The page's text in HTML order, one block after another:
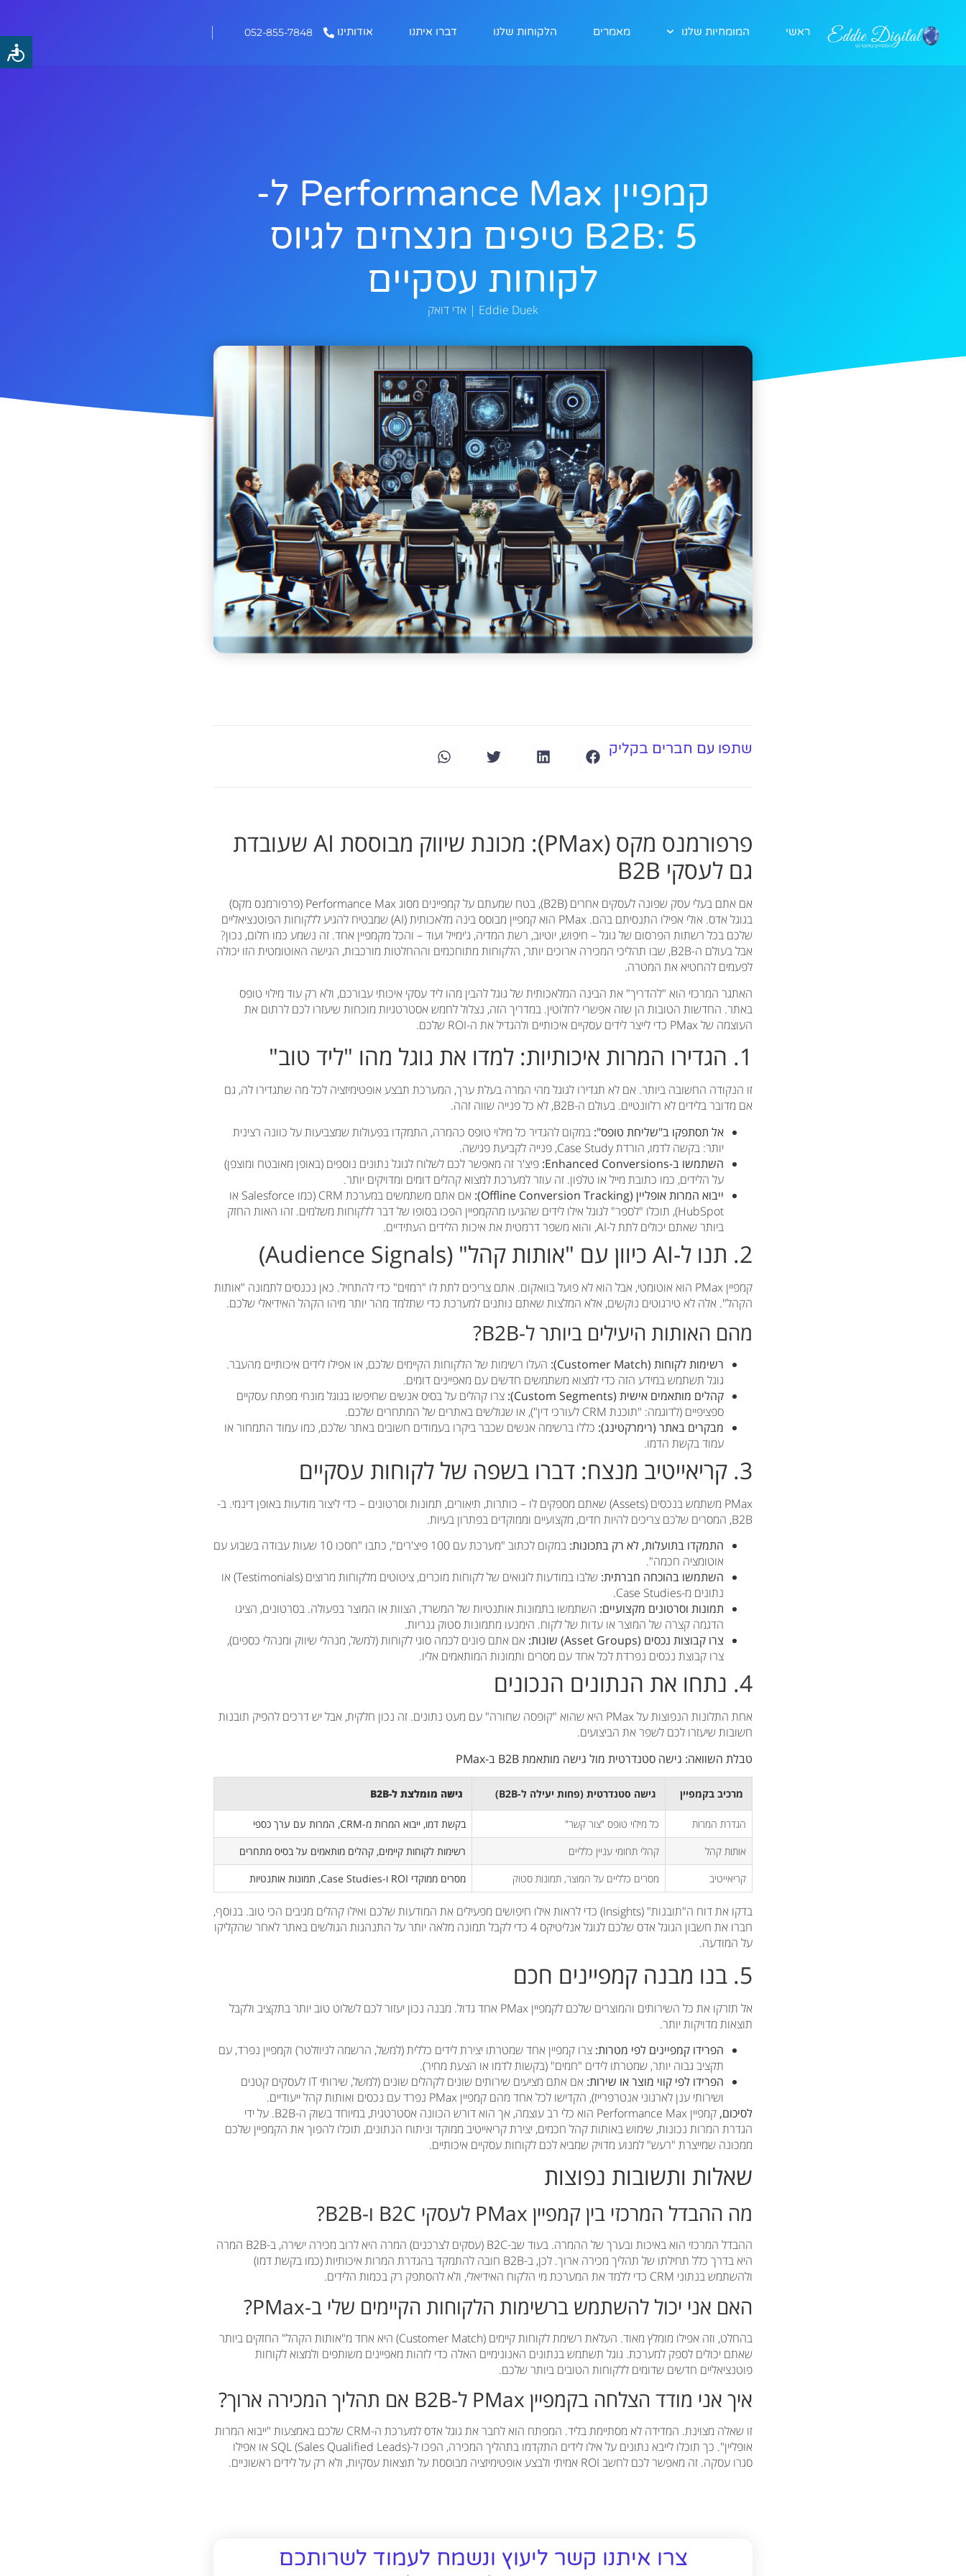
ראשי המומחיות שלנו מאמרים הלקוחות שלנו דברו איתנו אודותינו 052-855-7848
קמפיין Performance Max ל-
B2B: 5 טיפים מנצחים לגיוס
לקוחות עסקיים
Eddie Duek | אדי דואק
שתפו עם חברים בקליק
פרפורמנס מקס (PMax): מכונת שיווק מבוססת AI שעובדת
גם לעסקי B2B
אם אתם בעלי עסק שפונה לעסקים אחרים (B2B), בטח שמעתם על קמפיינים מסוג Performance Max (פרפורמנס מקס)
בגוגל אדס. אולי אפילו התנסיתם בהם. PMax הוא קמפיין מבוסס בינה מלאכותית (AI) שמבטיח להגיע ללקוחות הפוטנציאליים
שלכם בכל רשתות הפרסום של גוגל – חיפוש, יוטיוב, רשת המדיה, ג'ימייל ועוד – והכל מקמפיין אחד. זה נשמע כמו חלום, נכון?
אבל בעולם ה-B2B, שבו תהליכי המכירה ארוכים יותר, הלקוחות מתוחכמים וההחלטות מורכבות, הגישה האוטומטית הזו יכולה
לפעמים להחטיא את המטרה.
האתגר המרכזי הוא "להדריך" את הבינה המלאכותית של גוגל להבין מהו ליד עסקי איכותי עבורכם, ולא רק עוד מילוי טופס
באתר. החדשות הטובות הן שזה אפשרי לחלוטין. במדריך הזה, נצלול לחמש אסטרטגיות מוכחות שיעזרו לכם לרתום את
העוצמה של PMax כדי לייצר לידים עסקיים איכותיים ולהגדיל את ה-ROI שלכם.
1. הגדירו המרות איכותיות: למדו את גוגל מהו "ליד טוב"
זו הנקודה החשובה ביותר. אם לא תגדירו לגוגל מהי המרה בעלת ערך, המערכת תבצע אופטימיזציה לכל מה שתגדירו לה, גם
אם מדובר בלידים לא רלוונטיים. בעולם ה-B2B, לא כל פנייה שווה זהה.
אל תסתפקו ב"שליחת טופס": במקום להגדיר כל מילוי טופס כהמרה, התמקדו בפעולות שמצביעות על כוונה רצינית
יותר: בקשה לדמו, הורדת Case Study, פנייה לקביעת פגישה.
השתמשו ב-Enhanced Conversions:
פיצ'ר זה מאפשר לכם לשלוח לגוגל נתונים נוספים (באופן מאובטח ומוצפן)
על הלידים, כמו כתובת מייל או טלפון. זה עוזר למערכת למצוא קהלים דומים ומדויקים יותר.
ייבוא המרות אופליין (Offline Conversion Tracking):
אם אתם משתמשים במערכת CRM (כמו Salesforce או
HubSpot), תוכלו "לספר" לגוגל אילו לידים שהגיעו מהקמפיין הפכו בסופו של דבר ללקוחות משלמים. זהו האות החזק
ביותר שאתם יכולים לתת ל-AI, והוא משפר דרמטית את איכות הלידים העתידיים.
2. תנו ל-AI כיוון עם "אותות קהל" (Audience Signals)
קמפיין PMax הוא אוטומטי, אבל הוא לא פועל בוואקום. אתם צריכים לתת לו "רמזים" כדי להתחיל. כאן נכנסים לתמונה "אותות
הקהל". אלה לא טירגוטים נוקשים, אלא המלצות שאתם נותנים למערכת כדי שתלמד מהר יותר מיהו הקהל האידיאלי שלכם.
מהם האותות היעילים ביותר ל-B2B?
רשימות לקוחות (Customer Match):
העלו רשימות של הלקוחות הקיימים שלכם, או אפילו לידים איכותיים מהעבר.
גוגל תשתמש במידע הזה כדי למצוא משתמשים חדשים עם מאפיינים דומים.
קהלים מותאמים אישית (Custom Segments):
צרו קהלים על בסיס אנשים שחיפשו בגוגל מונחי מפתח עסקיים
ספציפיים (לדוגמה: "תוכנת CRM לעורכי דין"), או שגולשים באתרים של המתחרים שלכם.
מבקרים באתר (רימרקטינג): כללו ברשימה אנשים שכבר ביקרו בעמודים חשובים באתר שלכם, כמו עמוד התמחור או
עמוד בקשת הדמו.
3. קריאייטיב מנצח: דברו בשפה של לקוחות עסקיים
PMax משתמש בנכסים (Assets) שאתם מספקים לו – כותרות, תיאורים, תמונות וסרטונים – כדי ליצור מודעות באופן דינמי. ב-
B2B, המסרים שלכם צריכים להיות חדים, מקצועיים וממוקדים בפתרון בעיות.
התמקדו בתועלות, לא רק בתכונות:
במקום לכתוב "מערכת עם 100 פיצ'רים", כתבו "חסכו 10 שעות עבודה בשבוע עם
אוטומציה חכמה".
השתמשו בהוכחה חברתית:
שלבו במודעות לוגואים של לקוחות מוכרים, ציטוטים מלקוחות מרוצים (Testimonials) או
נתונים מ-Case Studies.
תמונות וסרטונים מקצועיים: השתמשו בתמונות אותנטיות של המשרד, הצוות או המוצר בפעולה. בסרטונים, הציגו
הדגמה קצרה של המוצר או עדות של לקוח. הימנעו מתמונות סטוק גנריות.
צרו קבוצות נכסים (Asset Groups) שונות:
אם אתם פונים לכמה סוגי לקוחות (למשל, מנהלי שיווק ומנהלי כספים),
צרו קבוצת נכסים נפרדת לכל אחד עם מסרים ותמונות המותאמים אליו.
4. נתחו את הנתונים הנכונים
אחת התלונות הנפוצות על PMax היא שהוא "קופסה שחורה" עם מעט נתונים. זה נכון חלקית, אבל יש דרכים להפיק תובנות
חשובות שיעזרו לכם לשפר את הביצועים.
טבלת השוואה: גישה סטנדרטית מול גישה מותאמת B2B ב-PMax
מרכיב בקמפיין גישה סטנדרטית (פחות יעילה ל-B2B) גישה מומלצת ל-B2B
הגדרת המרות כל מילוי טופס "צור קשר"
בקשת דמו, ייבוא המרות מ-CRM, המרות עם ערך כספי
אותות קהל
קהלי תחומי עניין כלליים
רשימות לקוחות קיימים, קהלים מותאמים על בסיס מתחרים
קריאייטיב
מסרים כלליים על המוצר, תמונות סטוק מסרים ממוקדי ROI ו-Case Studies, תמונות אותנטיות
בדקו את דוח ה"תובנות" (Insights) כדי לראות אילו חיפושים מפעילים את המודעות שלכם ואילו קהלים מגיבים הכי טוב. בנוסף,
חברו את חשבון הגוגל אדס שלכם לגוגל אנליטיקס 4 כדי לקבל תמונה מלאה יותר על התנהגות הגולשים באתר לאחר שהקליקו
על המודעה.
5. בנו מבנה קמפיינים חכם
אל תזרקו את כל השירותים והמוצרים שלכם לקמפיין PMax אחד גדול. מבנה נכון יעזור לכם לשלוט טוב יותר בתקציב ולקבל
תוצאות מדויקות יותר.
הפרידו קמפיינים לפי מטרות: צרו קמפיין אחד שמטרתו יצירת לידים כללית (למשל, הרשמה לניוזלטר) וקמפיין נפרד, עם
תקציב גבוה יותר, שמטרתו לידים "חמים" (בקשות לדמו או הצעת מחיר).
הפרידו לפי קווי מוצר או שירות:
אם אתם מציעים שירותים שונים לקהלים שונים (למשל, שירותי IT לעסקים קטנים
ושירותי ענן לארגוני אנטרפרייז), הקדישו לכל אחד מהם קמפיין PMax נפרד עם נכסים ואותות קהל ייעודיים.
לסיכום,
קמפיין Performance Max הוא כלי רב עוצמה, אך הוא דורש הכוונה אסטרטגית, במיוחד בשוק ה-B2B. על ידי
הגדרת המרות נכונות, שימוש באותות קהל חכמים, יצירת קריאייטיב ממוקד וניתוח הנתונים, תוכלו להפוך את הקמפיין שלכם
ממכונה שמייצרת "רעש" למנוע מדויק שמביא לכם לקוחות עסקיים איכותיים.
שאלות ותשובות נפוצות
מה ההבדל המרכזי בין קמפיין PMax לעסקי B2C ו-B2B?
ההבדל המרכזי הוא באיכות ובערך של ההמרה. בעוד שב-B2C (עסקים לצרכנים) המרה היא לרוב מכירה ישירה, ב-B2B המרה
היא בדרך כלל תחילתו של תהליך מכירה ארוך. לכן, ב-B2B חובה להתמקד בהגדרת המרות איכותיות (כמו בקשת דמו)
ולהשתמש בנתוני CRM כדי ללמד את המערכת מי הלקוח האידיאלי, ולא להסתפק רק בכמות הלידים.
האם אני יכול להשתמש ברשימות הלקוחות הקיימים שלי ב-PMax?
בהחלט, וזה אפילו מומלץ מאוד. העלאת רשימת לקוחות קיימים (Customer Match) היא אחד מ"אותות הקהל" החזקים ביותר
שאתם יכולים לספק למערכת. גוגל תשתמש בנתונים האנונימיים האלה כדי לזהות מאפיינים משותפים ולמצוא לקוחות
פוטנציאליים חדשים שדומים ללקוחות הטובים ביותר שלכם.
איך אני מודד הצלחה בקמפיין PMax ל-B2B אם תהליך המכירה ארוך?
זו שאלה מצוינת. המדידה לא מסתיימת בליד. המפתח הוא לחבר את גוגל אדס למערכת ה-CRM שלכם באמצעות "ייבוא המרות
אופליין". כך תוכלו לייבא נתונים על אילו לידים התקדמו בתהליך המכירה, הפכו ל-SQL (Sales Qualified Leads) או אפילו
סגרו עסקה. זה מאפשר לכם לחשב ROI אמיתי ולבצע אופטימיזציה מבוססת על תוצאות עסקיות, ולא רק על לידים ראשוניים.
צרו איתנו קשר ליעוץ ונשמח לעמוד לשרותכם